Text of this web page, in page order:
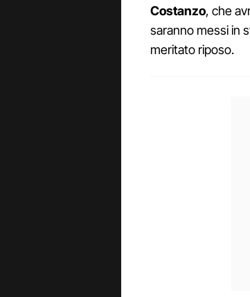
Costanzo, che
saranno messi in
meritato riposo.